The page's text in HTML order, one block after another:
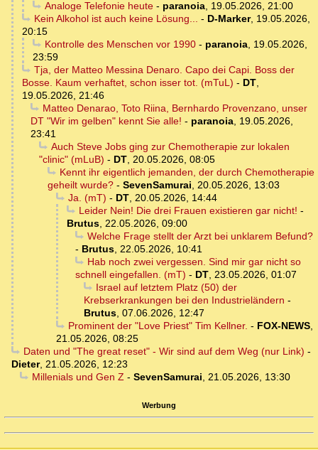
Analoge Telefonie heute- paranoia, 19.05.2026, 21:00
Kein Alkohol ist auch keine Lösung... - D-Marker, 19.05.2026,
20:15
Kontrolle des Menschen vor 1990- paranoia, 19.05.2026,
23:59
Tja, der Matteo Messina Denaro. Capo dei Capi. Boss der
Bosse. Kaum verhaftet, schon isser tot. (mTuL) - DT,
19.05.2026, 21:46
Matteo Denarao, Toto Riina, Bernhardo Provenzano, unser
DT "Wir im gelben" kennt Sie alle! - paranoia, 19.05.2026,
23:41
Auch Steve Jobs ging zur Chemotherapie zur lokalen
"clinic" (mLuB) - DT, 20.05.2026, 08:05
Kennt ihr eigentlich jemanden, der durch Chemotherapie
geheilt wurde? - SevenSamurai, 20.05.2026, 13:03
Ja. (mT) - DT, 20.05.2026, 14:44
Leider Nein! Die drei Frauen existieren gar nicht! -
Brutus, 22.05.2026, 09:00
Welche Frage stellt der Arzt bei unklarem Befund?
- Brutus, 22.05.2026, 10:41
Hab noch zwei vergessen. Sind mir gar nicht so
schnell eingefallen. (mT) - DT, 23.05.2026, 01:07
Israel auf letztem Platz (50) der
Krebserkrankungen bei den Industrieländern -
Brutus, 07.06.2026, 12:47
Prominent der "Love Priest" Tim Kellner. - FOX-NEWS,
21.05.2026, 08:25
Daten und "The great reset" - Wir sind auf dem Weg (nur Link) -
Dieter, 21.05.2026, 12:23
Millenials und Gen Z- SevenSamurai, 21.05.2026, 13:30
Werbung